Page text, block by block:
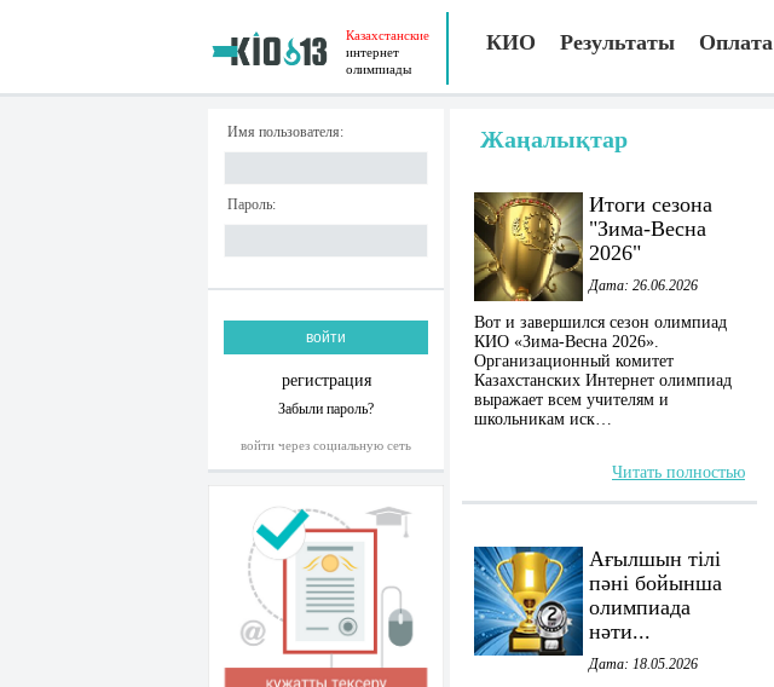
Казахстанские
интернет
олимпиады
КИО Результаты Оплата
Имя пользователя:
Пароль:
регистрация
Забыли пароль?
войти через социальную сеть
Жаңалықтар
Итоги сезона
"Зима-Весна
2026"
Дата: 26.06.2026
Вот и завершился сезон олимпиад
КИО «Зима-Весна 2026».
Организационный комитет
Казахстанских Интернет олимпиад
выражает всем учителям и
школьникам иск…
Читать полностью
Ағылшын тілі
пәні бойынша
олимпиада
нәти...
Дата: 18.05.2026